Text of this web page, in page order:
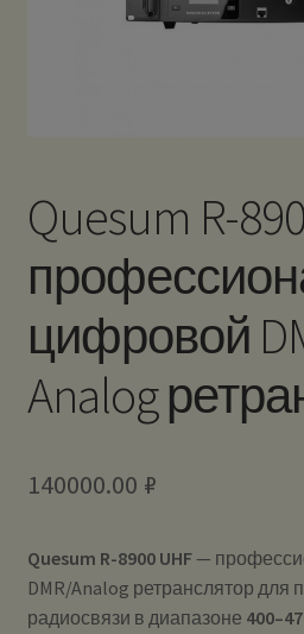
Quesum R-
цифровой
Analog
140000.00 ₽
Quesum R-8900 UHF—
DMR/Analog ретранслятор для
радиосвязи в диапазоне